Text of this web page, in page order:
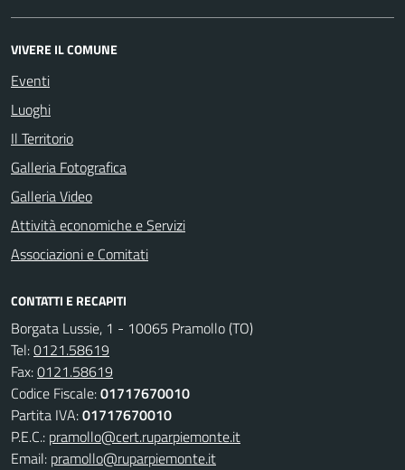
VIVERE IL COMUNE
Eventi
Luoghi
Il Territorio
Galleria Fotografica
Galleria Video
Attività economiche e Servizi
Associazioni e Comitati
CONTATTI E RECAPITI
Borgata Lussie, 1 - 10065 Pramollo (TO)
Tel:0121.58619
Fax:0121.58619
Codice Fiscale:01717670010
Partita IVA:01717670010
P.E.C.: pramollo@cert.ruparpiemonte.it
Email: pramollo@ruparpiemonte.it